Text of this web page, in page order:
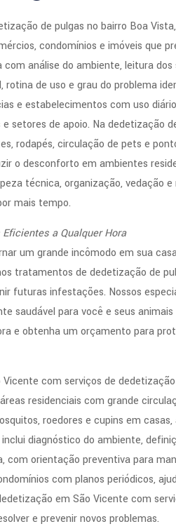
de pulgas no bairro Boa
condomínios e imóveis que
análise do ambiente, leitura
rotina de uso e grau do problema
e estabelecimentos com uso
setores de apoio. Na dedetização
rodapés, circulação de pets e
o desconforto em ambientes
técnica, organização, vedação
mais tempo.
a Qualquer Hora
um grande incômodo em sua
tratamentos de dedetização de
futuras infestações. Nossos
saudável para você e seus
e obtenha um orçamento para
com serviços de
residenciais com grande
roedores e cupins em
diagnóstico do ambiente,
com orientação preventiva para
com planos periódicos,
em São Vicente com
e prevenir novos problemas.